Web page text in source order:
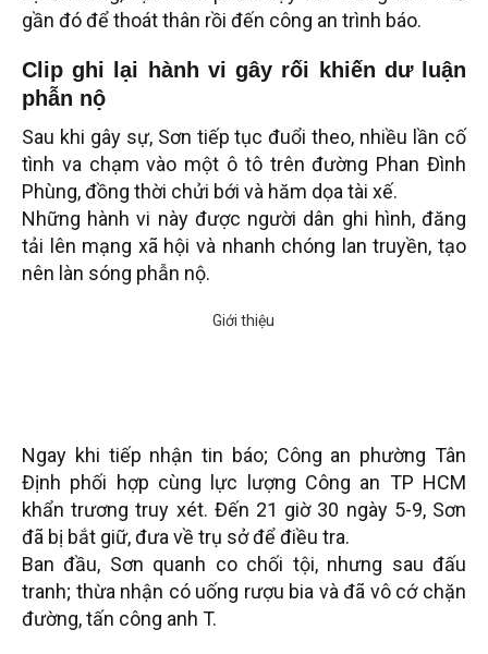
gần đó để thoát thân rồi đến công an trình báo.
Clip ghi lại hành vi gây rối khiến dư luận
phẫn nộ
Sau khi gây sự, Sơn tiếp tục đuổi theo, nhiều lần cố
tình va chạm vào một ô tô trên đường Phan Đình
Phùng, đồng thời chửi bới và hăm dọa tài xế.
Những hành vi này được người dân ghi hình, đăng
tải lên mạng xã hội và nhanh chóng lan truyền, tạo
nên làn sóng phẫn nộ.
Ngay khi tiếp nhận tin báo; Công an phường Tân
Định phối hợp cùng lực lượng Công an TP HCM
khẩn trương truy xét. Đến 21 giờ 30 ngày 5-9, Sơn
đã bị bắt giữ, đưa về trụ sở để điều tra.
Ban đầu, Sơn quanh co chối tội, nhưng sau đấu
tranh; thừa nhận có uống rượu bia và đã vô cớ chặn
đường, tấn công anh T.